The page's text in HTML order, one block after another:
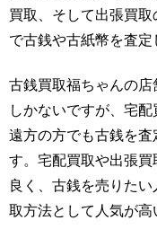
買取、そして出張買
で古銭や古紙幣を査定
古銭買取福ちゃんの店
しかないですが、宅
遠方の方でも古銭を査
す。宅配買取や出張買
良く、古銭を売りた
取方法として人気が高